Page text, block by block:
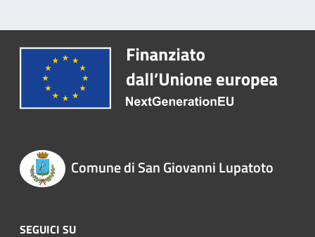
Comune di San Giovanni Lupatoto
SEGUICI SU